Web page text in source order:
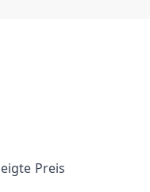
Preis